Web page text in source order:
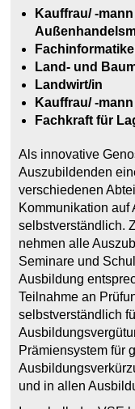
Kauffrau/ -
Land- und
Landwirt/in
Kauffrau/ -
Fachkraft für
Als innovative
Auszubildenden
verschiedenen
Kommunikation auf
selbstverständlich.
nehmen alle
Seminare und
Ausbildung
Teilnahme an
selbstverständlich
Prämiensystem für
und in allen